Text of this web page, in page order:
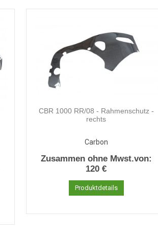
CBR 1000 RR/08 - Rahmenschutz -
rechts
Carbon
Zusammen ohne Mwst.von:
120 €
Produktdetails